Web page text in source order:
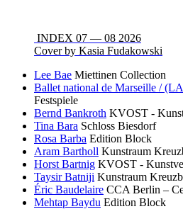
INDEX 07 — 08 2026
Cover by Kasia Fudakowski
Lee Bae Miettinen Collection
Ballet national de Marseille /
Festspiele
Bernd Bankroth KVOST -
Tina Bara Schloss Biesdorf
Rosa Barba Edition Block
Aram Bartholl Kunstraum
Horst Bartnig KVOST -
Taysir Batniji Kunstraum
Éric Baudelaire CCA Berlin –
Mehtap Baydu Edition Block